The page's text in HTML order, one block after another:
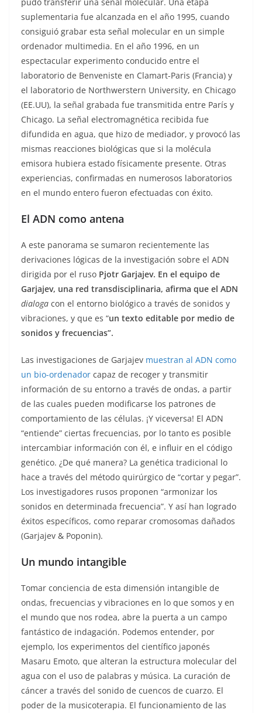
suplementaria fue alcanzada en el año 1995, cuando
consiguió grabar esta señal molecular en un simple
ordenador multimedia. En el año 1996, en un
espectacular experimento conducido entre el
laboratorio de Benveniste en Clamart-Paris (Francia) y
el laboratorio de Northwerstern University, en Chicago
(EE.UU), la señal grabada fue transmitida entre París y
Chicago. La señal electromagnética recibida fue
difundida en agua, que hizo de mediador, y provocó las
mismas reacciones biológicas que si la molécula
emisora hubiera estado físicamente presente. Otras
experiencias, confirmadas en numerosos laboratorios
en el mundo entero fueron efectuadas con éxito.
El ADN como antena
A este panorama se sumaron recientemente las
derivaciones lógicas de la investigación sobre el ADN
dirigida por el ruso Pjotr Garjajev. En el equipo de
Garjajev, una red transdisciplinaria, afirma que el ADN
dialoga con el entorno biológico a través de sonidos y
vibraciones, y que es “un texto editable por medio de
sonidos y frecuencias”.
Las investigaciones de Garjajev muestran al ADN como
un bio-ordenador capaz de recoger y transmitir
información de su entorno a través de ondas, a partir
de las cuales pueden modificarse los patrones de
comportamiento de las células. ¡Y viceversa! El ADN
“entiende” ciertas frecuencias, por lo tanto es posible
intercambiar información con él, e influir en el código
genético. ¿De qué manera? La genética tradicional lo
hace a través del método quirúrgico de “cortar y pegar”.
Los investigadores rusos proponen “armonizar los
sonidos en determinada frecuencia”. Y así han logrado
éxitos específicos, como reparar cromosomas dañados
(Garjajev & Poponin).
Un mundo intangible
Tomar conciencia de esta dimensión intangible de
ondas, frecuencias y vibraciones en lo que somos y en
el mundo que nos rodea, abre la puerta a un campo
fantástico de indagación. Podemos entender, por
ejemplo, los experimentos del científico japonés
Masaru Emoto, que alteran la estructura molecular del
agua con el uso de palabras y música. La curación de
cáncer a través del sonido de cuencos de cuarzo. El
poder de la musicoterapia. El funcionamiento de las